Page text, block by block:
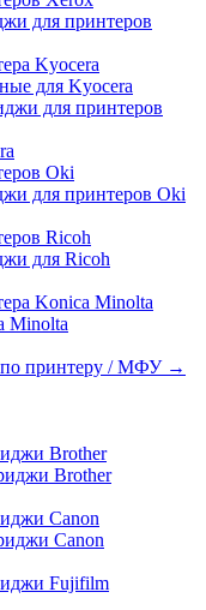
для принтеров
Kyocera
для Kyocera
для принтеров
Oki
для принтеров Oki
Ricoh
для Ricoh
Konica Minolta
Minolta
по принтеру / МФУ →
Brother
Brother
Canon
Canon
Fujifilm